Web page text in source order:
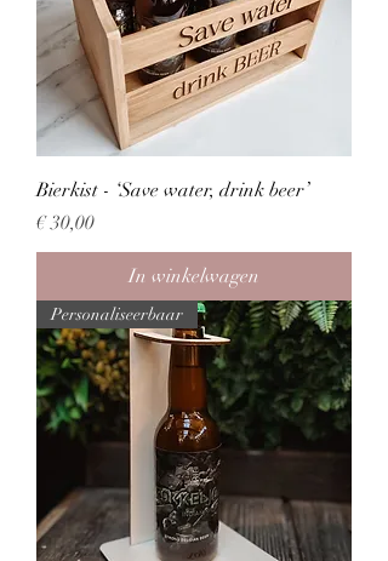
Bierkist - ‘Save water, drink beer’
Prijs
€ 30,00
In winkelwagen
Personaliseerbaar